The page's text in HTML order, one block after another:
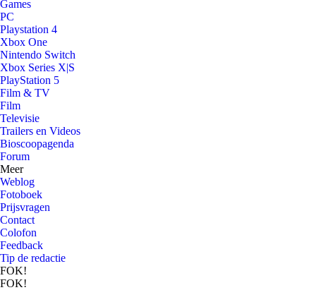
Games
PC
Playstation 4
Xbox One
Nintendo Switch
Xbox Series X|S
PlayStation 5
Film & TV
Film
Televisie
Trailers en Videos
Bioscoopagenda
Forum
Meer
Weblog
Fotoboek
Prijsvragen
Contact
Colofon
Feedback
Tip de redactie
FOK!
FOK!